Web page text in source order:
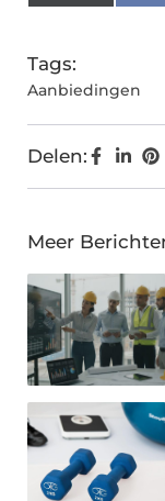
(Twitter)
Tags:
Aanbiedingen
Delen:
Meer